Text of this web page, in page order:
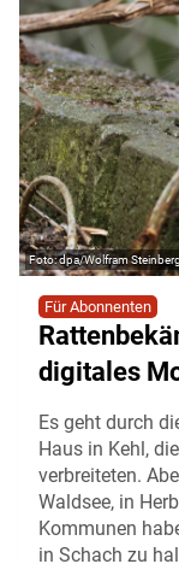
dpa/Wolfram Steinberg
Für Abonnenten
digitales
Es geht durch
Haus in Kehl,
verbreiteten.
Waldsee, in
Kommunen
in Schach zu